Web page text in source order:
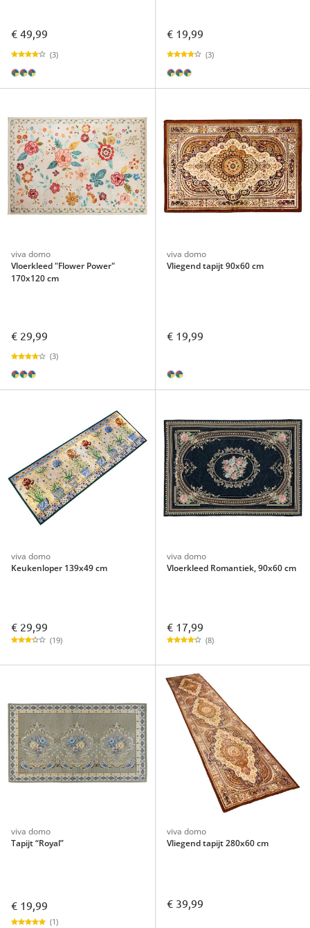
€ 49,99
(3)
€ 19,99
(3)
viva domo
Vloerkleed "Flower Power"
170x120 cm
€ 29,99
(3)
viva domo
Vliegend tapijt 90x60 cm
€ 19,99
viva domo
Keukenloper 139x49 cm
€ 29,99
(19)
viva domo
Vloerkleed Romantiek, 90x60 cm
€ 17,99
(8)
viva domo
Tapijt “Royal”
€ 19,99
(1)
viva domo
Vliegend tapijt 280x60 cm
€ 39,99